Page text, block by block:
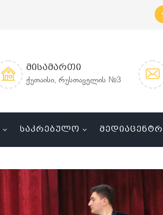
ᲛᲘᲡᲐᲛᲐᲠᲗᲘ
ქუთაისი, რუსთაველის №3
ᲡᲐᲙᲠᲔᲑᲣᲚᲝ